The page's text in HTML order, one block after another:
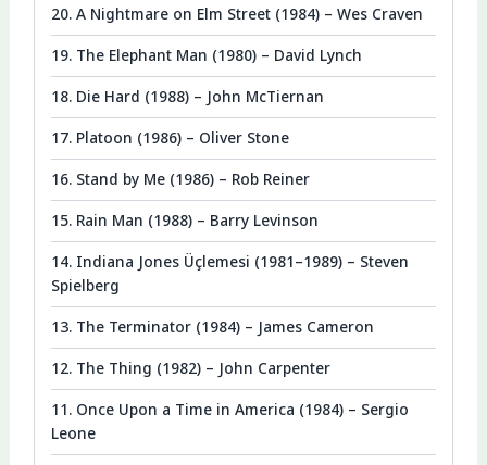
20. A Nightmare on Elm Street (1984) – Wes Craven
19. The Elephant Man (1980) – David Lynch
18. Die Hard (1988) – John McTiernan
17. Platoon (1986) – Oliver Stone
16. Stand by Me (1986) – Rob Reiner
15. Rain Man (1988) – Barry Levinson
14. Indiana Jones Üçlemesi (1981–1989) – Steven
Spielberg
13. The Terminator (1984) – James Cameron
12. The Thing (1982) – John Carpenter
11. Once Upon a Time in America (1984) – Sergio
Leone